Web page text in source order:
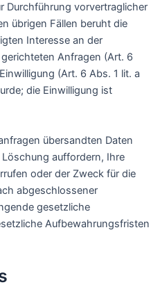
Durchführung vorvertraglicher
übrigen Fällen beruht die
Interesse an der
Anfragen (Art. 6
(Art. 6 Abs. 1 lit. a
die Einwilligung ist
übersandten Daten
auffordern, Ihre
oder der Zweck für die
abgeschlossener
gesetzliche
Aufbewahrungsfristen